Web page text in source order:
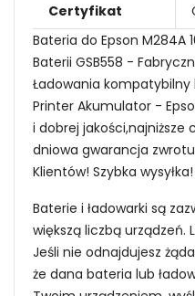
Certyfikat
Bateria do Epson M284A
Baterii GSB558 -
Ładowania kompatybilny
Printer Akumulator -
i dobrej jakości,najniższe
dniowa gwarancja
Klientów! Szybka wysyłka!
Baterie i ładowarki są
większą liczbą urządzeń.
Jeśli nie odnajdujesz
że dana bateria lub